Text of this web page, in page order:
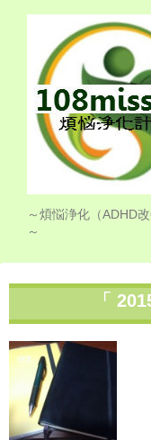
～煩悩浄化（ADHD
～
「
Home
お知らせ
プロフィール
煩悩浄化計画
108リスト
シンプルライフ
ピアノ
クラフト
思い出
外活